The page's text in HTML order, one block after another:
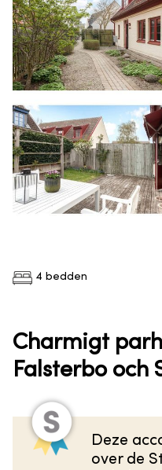
4 bedden
Charmigt
Falsterbo och
Deze
over de